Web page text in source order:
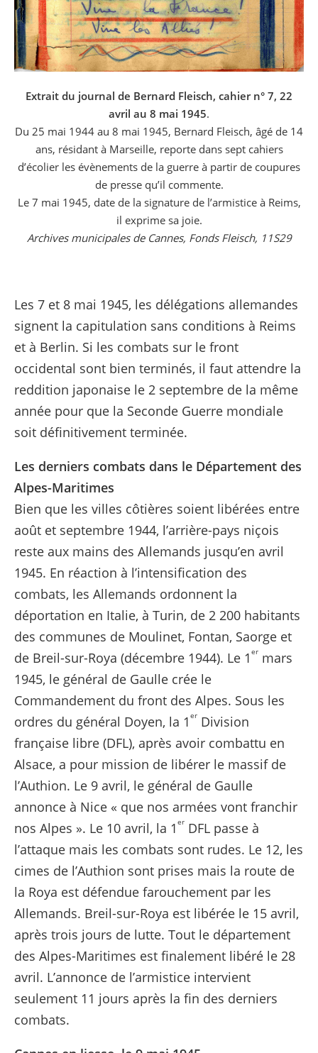
Extrait du journal de Bernard Fleisch, cahier n° 7, 22
avril au 8 mai 1945.
Du 25 mai 1944 au 8 mai 1945, Bernard Fleisch, âgé de 14
ans, résidant à Marseille, reporte dans sept cahiers
d’écolier les évènements de la guerre à partir de coupures
de presse qu’il commente.
Le 7 mai 1945, date de la signature de l’armistice à Reims,
il exprime sa joie.
Archives municipales de Cannes, Fonds Fleisch, 11S29
Les 7 et 8 mai 1945, les délégations allemandes
signent la capitulation sans conditions à Reims
et à Berlin. Si les combats sur le front
occidental sont bien terminés, il faut attendre la
reddition japonaise le 2 septembre de la même
année pour que la Seconde Guerre mondiale
soit définitivement terminée.
Les derniers combats dans le Département des
Alpes-Maritimes
Bien que les villes côtières soient libérées entre
août et septembre 1944, l’arrière-pays niçois
reste aux mains des Allemands jusqu’en avril
1945. En réaction à l’intensification des
combats, les Allemands ordonnent la
déportation en Italie, à Turin, de 2 200 habitants
des communes de Moulinet, Fontan, Saorge et
de Breil-sur-Roya (décembre 1944). Le 1er mars
1945, le général de Gaulle crée le
Commandement du front des Alpes. Sous les
ordres du général Doyen, la 1er Division
française libre (DFL), après avoir combattu en
Alsace, a pour mission de libérer le massif de
l’Authion. Le 9 avril, le général de Gaulle
annonce à Nice « que nos armées vont franchir
nos Alpes ». Le 10 avril, la 1er DFL passe à
l’attaque mais les combats sont rudes. Le 12, les
cimes de l’Authion sont prises mais la route de
la Roya est défendue farouchement par les
Allemands. Breil-sur-Roya est libérée le 15 avril,
après trois jours de lutte. Tout le département
des Alpes-Maritimes est finalement libéré le 28
avril. L’annonce de l’armistice intervient
seulement 11 jours après la fin des derniers
combats.